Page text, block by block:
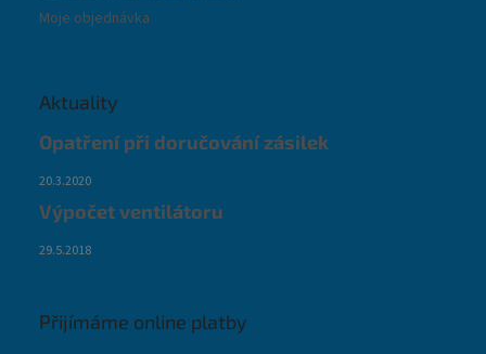
Moje objednávka
Aktuality
Opatření při doručování zásilek
20.3.2020
Výpočet ventilátoru
29.5.2018
Přijímáme online platby